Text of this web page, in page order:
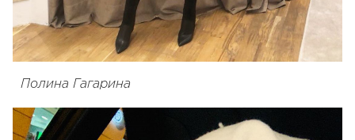
Полина Гагарина